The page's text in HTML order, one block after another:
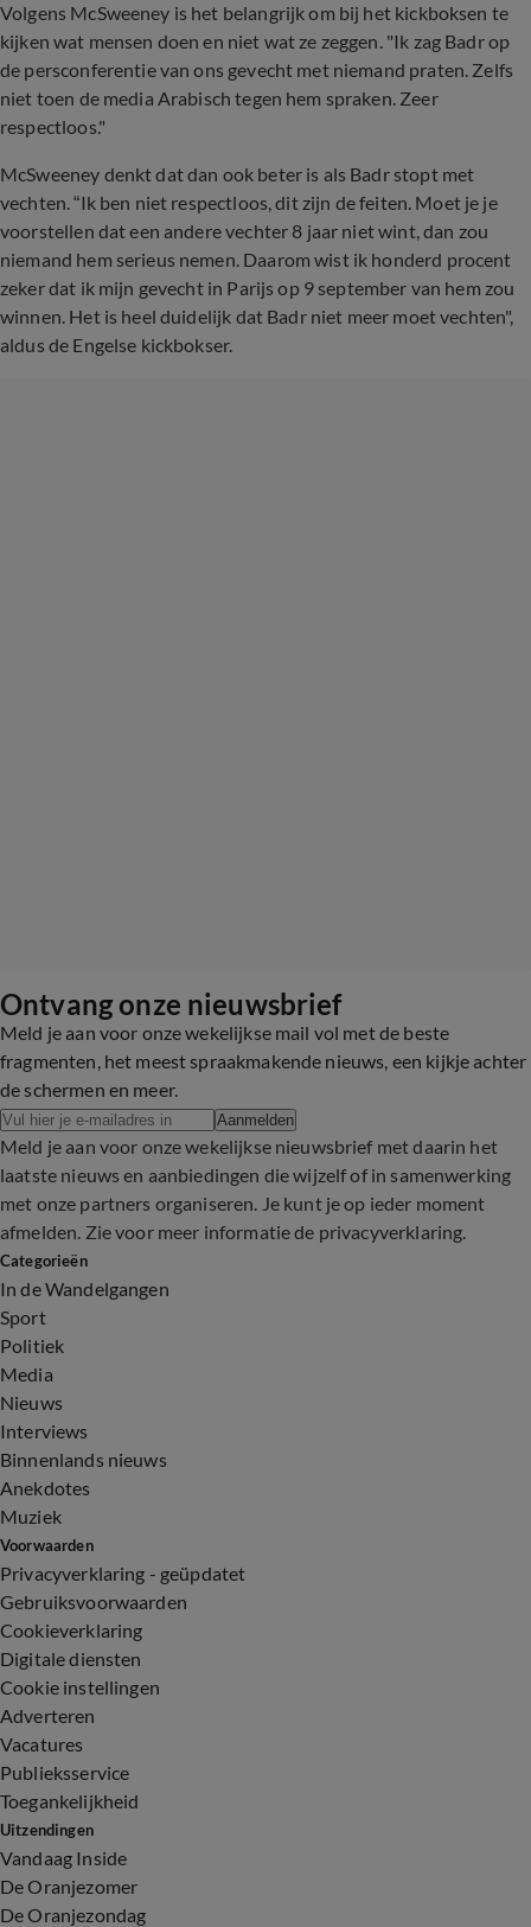
Volgens McSweeney is het belangrijk om bij het kickboksen te
kijken wat mensen doen en niet wat ze zeggen. "Ik zag Badr op
de persconferentie van ons gevecht met niemand praten. Zelfs
niet toen de media Arabisch tegen hem spraken. Zeer
respectloos."
McSweeney denkt dat dan ook beter is als Badr stopt met
vechten. “Ik ben niet respectloos, dit zijn de feiten. Moet je je
voorstellen dat een andere vechter 8 jaar niet wint, dan zou
niemand hem serieus nemen. Daarom wist ik honderd procent
zeker dat ik mijn gevecht in Parijs op 9 september van hem zou
winnen. Het is heel duidelijk dat Badr niet meer moet vechten",
aldus de Engelse kickbokser.
Ontvang onze nieuwsbrief
Meld je aan voor onze wekelijkse mail vol met de beste
fragmenten, het meest spraakmakende nieuws, een kijkje achter
de schermen en meer.
Aanmelden
Meld je aan voor onze wekelijkse nieuwsbrief met daarin het
laatste nieuws en aanbiedingen die wijzelf of in samenwerking
met onze partners organiseren. Je kunt je op ieder moment
afmelden. Zie voor meer informatie de privacyverklaring.
Categorieën
In de Wandelgangen
Sport
Politiek
Media
Nieuws
Interviews
Binnenlands nieuws
Anekdotes
Muziek
Voorwaarden
Privacyverklaring - geüpdatet
Gebruiksvoorwaarden
Cookieverklaring
Digitale diensten
Cookie instellingen
Adverteren
Vacatures
Publieksservice
Toegankelijkheid
Uitzendingen
Vandaag Inside
De Oranjezomer
De Oranjezondag